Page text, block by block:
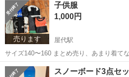
売ります
子供服
1,000円
屋代駅
サイズ140〜160 まとめ売り、あまり着て
ものもあります！
長野 千曲市 屋代駅 キッズ用品
スノーボード3点セ